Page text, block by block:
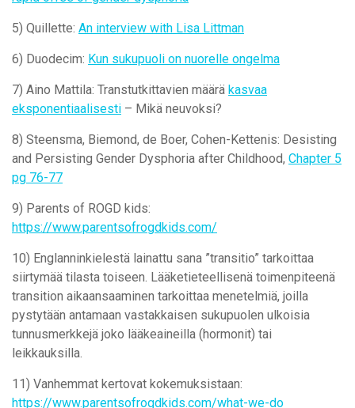
5) Quillette: An interview with Lisa Littman
6) Duodecim: Kun sukupuoli on nuorelle ongelma
7) Aino Mattila: Transtutkittavien määrä kasvaa
eksponentiaalisesti – Mikä neuvoksi?
8) Steensma, Biemond, de Boer, Cohen-Kettenis: Desisting
and Persisting Gender Dysphoria after Childhood, Chapter 5
pg 76-77
9) Parents of ROGD kids:
https://www.parentsofrogdkids.com/
10) Englanninkielestä lainattu sana ”transitio” tarkoittaa
siirtymää tilasta toiseen. Lääketieteellisenä toimenpiteenä
transition aikaansaaminen tarkoittaa menetelmiä, joilla
pystytään antamaan vastakkaisen sukupuolen ulkoisia
tunnusmerkkejä joko lääkeaineilla (hormonit) tai
leikkauksilla.
11) Vanhemmat kertovat kokemuksistaan:
https://www.parentsofrogdkids.com/what-we-do